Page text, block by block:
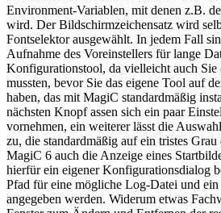
Environment-Variablen, mit denen z.B.
wird. Der Bildschirmzeichensatz wird
Fontselektor ausgewählt. In jedem Fall
Aufnahme des Voreinstellers für lange
Konfigurationstool, da vielleicht auch Sie
mussten, bevor Sie das eigene Tool auf
haben, das mit MagiC standardmäßig
nächsten Knopf assen sich ein paar
vornehmen, ein weiterer lässt die
zu, die standardmäßig auf ein tristes
MagiC 6 auch die Anzeige eines
hierfür ein eigener Konfigurationsdialog
Pfad für eine mögliche Log-Datei und
angegeben werden. Widerum etwas